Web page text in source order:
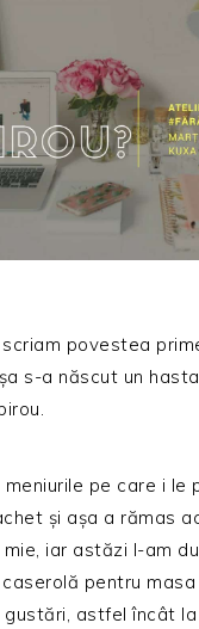
povestea
s-a născut un
pe care i le
și așa a rămas
iar astăzi l-am
pentru
astfel încât